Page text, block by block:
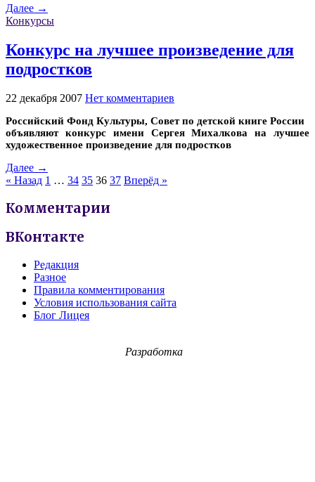
Далее →
Конкурсы
Конкурс на лучшее произведение для
подростков
22 декабря 2007 Нет комментариев
Российский Фонд Культуры, Совет по детской книге России
объявляют конкурс имени Сергея Михалкова на лучшее
художественное произведение для подростков
Далее →
« Назад 1 … 34 35 36 37 Вперёд »
Комментарии
ВКонтакте
Редакция
Разное
Правила комментирования
Условия использования сайта
Блог Лицея
Разработка